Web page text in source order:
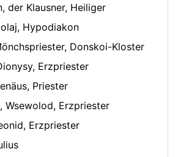
der Klausner, Heiliger
Hypodiakon
Donskoi-Kloster
Erzpriester
Priester
Wsewolod, Erzpriester
Erzpriester